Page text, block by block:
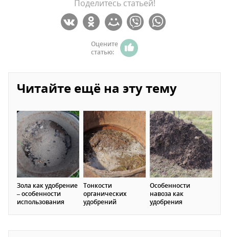
Поделитесь статьей!
Оцените
статью:
Читайте ещё на эту тему
Зола как удобрение
– особенности
использования
Тонкости
органических
удобрений
Особенности
навоза как
удобрения